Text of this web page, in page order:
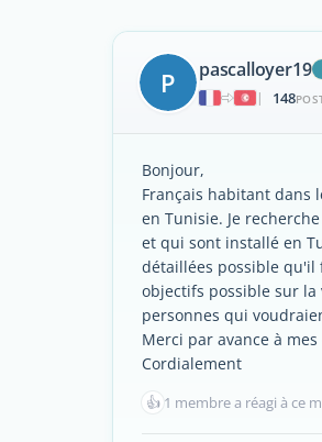
P pascalloyer19
|
148
Bonjour,
Français habitant dans
en Tunisie. Je
et qui sont installé en
détaillées possible qu'il
objectifs possible sur
personnes qui
Merci par avance à
Cordialement
👍 1 membre a réagi à ce